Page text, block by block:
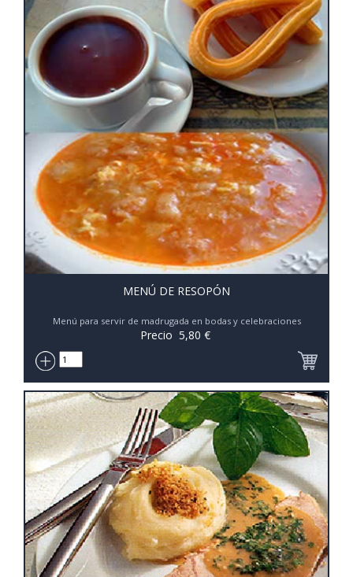
MENÚ DE RESOPÓN
Menú para servir de madrugada en bodas y celebraciones
Precio 5,80 €